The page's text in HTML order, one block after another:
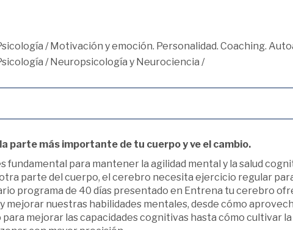
/Motivación y emoción. Personalidad. Coaching.
/Neuropsicología y Neurociencia /
parte más importante de tu cuerpo y ve el cambio.
fundamental para mantener la agilidad mental y la salud
parte del cuerpo, el cerebro necesita ejercicio regular
programa de 40 días presentado en Entrena tu cerebro
mejorar nuestras habilidades mentales, desde cómo
para mejorar las capacidades cognitivas hasta cómo cultivar